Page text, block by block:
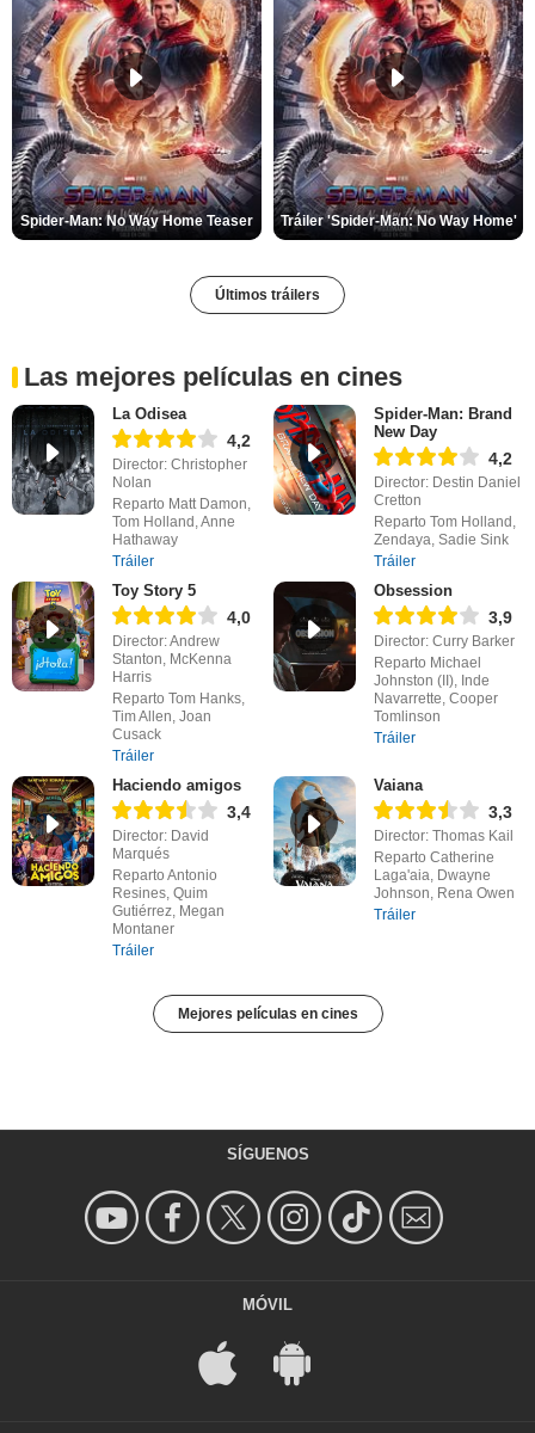
Spider-Man: No Way Home Teaser Tráiler 'Spider-Man: No Way Home'
Últimos tráilers
Las mejores películas en cines
La Odisea
4,2
Director: Christopher
Nolan
Reparto Matt Damon,
Tom Holland, Anne
Hathaway
Tráiler
Spider-Man: Brand
New Day
4,2
Director: Destin Daniel
Cretton
Reparto Tom Holland,
Zendaya, Sadie Sink
Tráiler
Toy Story 5
4,0
Director: Andrew
Stanton, McKenna
Harris
Reparto Tom Hanks,
Tim Allen, Joan
Cusack
Tráiler
Obsession
3,9
Director: Curry Barker
Reparto Michael
Johnston (II), Inde
Navarrette, Cooper
Tomlinson
Tráiler
Haciendo amigos
3,4
Director: David
Marqués
Reparto Antonio
Resines, Quim
Gutiérrez, Megan
Montaner
Tráiler
Vaiana
3,3
Director: Thomas Kail
Reparto Catherine
Laga'aia, Dwayne
Johnson, Rena Owen
Tráiler
Mejores películas en cines
SÍGUENOS
MÓVIL